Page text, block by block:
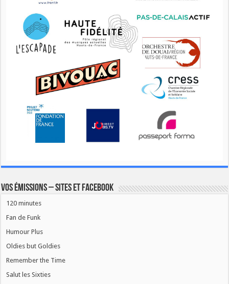
Vos émissions – Sites et Facebook
120 minutes
Fan de Funk
Humour Plus
Oldies but Goldies
Remember the Time
Salut les Sixties